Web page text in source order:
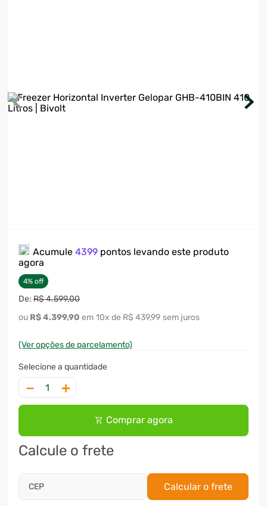
Acumule 4399 pontos levando este produto
agora
4% off
R$4.599,00
R$4.399,90 10x R$ 439,99 sem juros
(Ver opções de parcelamento)
＋
－
Comprar agora
Calcule o frete
CEP Calcular o frete